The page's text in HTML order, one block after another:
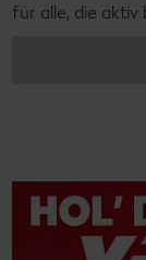
für alle, die aktiv